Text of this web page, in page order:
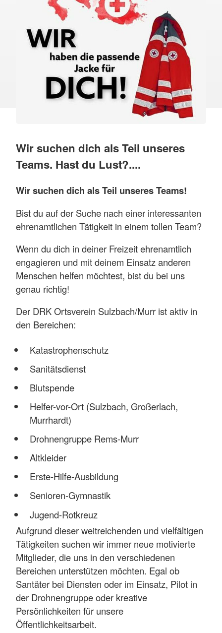
Wir suchen dich als Teil unseres
Teams. Hast du Lust?....
Wir suchen dich als Teil unseres Teams!
Bist du auf der Suche nach einer interessanten
ehrenamtlichen Tätigkeit in einem tollen Team?
Wenn du dich in deiner Freizeit ehrenamtlich
engagieren und mit deinem Einsatz anderen
Menschen helfen möchtest, bist du bei uns
genau richtig!
Der DRK Ortsverein Sulzbach/Murr ist aktiv in
den Bereichen:
Katastrophenschutz
Sanitätsdienst
Blutspende
Helfer-vor-Ort (Sulzbach, Großerlach,
Murrhardt)
Drohnengruppe Rems-Murr
Altkleider
Erste-Hilfe-Ausbildung
Senioren-Gymnastik
Jugend-Rotkreuz
Aufgrund dieser weitreichenden und vielfältigen
Tätigkeiten suchen wir immer neue motivierte
Mitglieder, die uns in den verschiedenen
Bereichen unterstützen möchten. Egal ob
Santäter bei Diensten oder im Einsatz, Pilot in
der Drohnengruppe oder kreative
Persönlichkeiten für unsere
Öffentlichkeitsarbeit.